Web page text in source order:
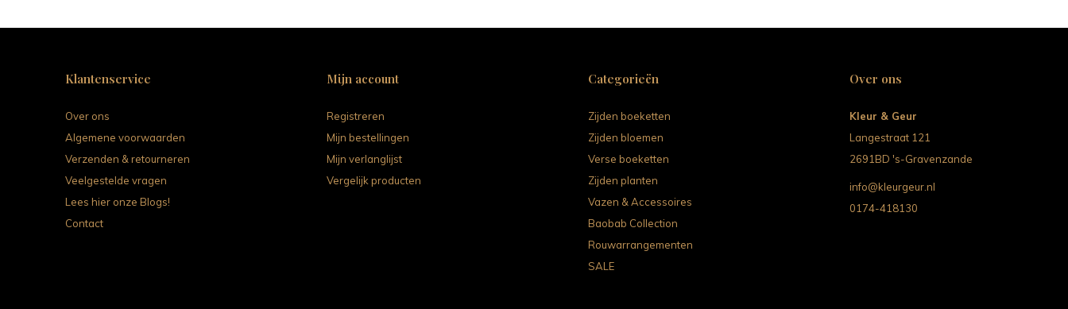
Klantenservice
Over ons
Algemene voorwaarden
Verzenden & retourneren
Veelgestelde vragen
Lees hier onze Blogs!
Contact
Mijn account
Registreren
Mijn bestellingen
Mijn verlanglijst
Vergelijk producten
Categorieën
Zijden boeketten
Zijden bloemen
Verse boeketten
Zijden planten
Vazen & Accessoires
Baobab Collection
Rouwarrangementen
SALE
Over ons
Kleur & Geur
Langestraat 121
2691BD 's-Gravenzande
info@kleurgeur.nl
0174-418130